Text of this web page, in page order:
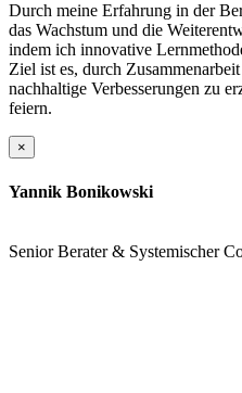
Durch meine Erfahrung in der
das Wachstum und die
indem ich innovative
Ziel ist es, durch
nachhaltige Verbesserungen zu
feiern.
×
Yannik Bonikowski
Senior Berater & Systemischer